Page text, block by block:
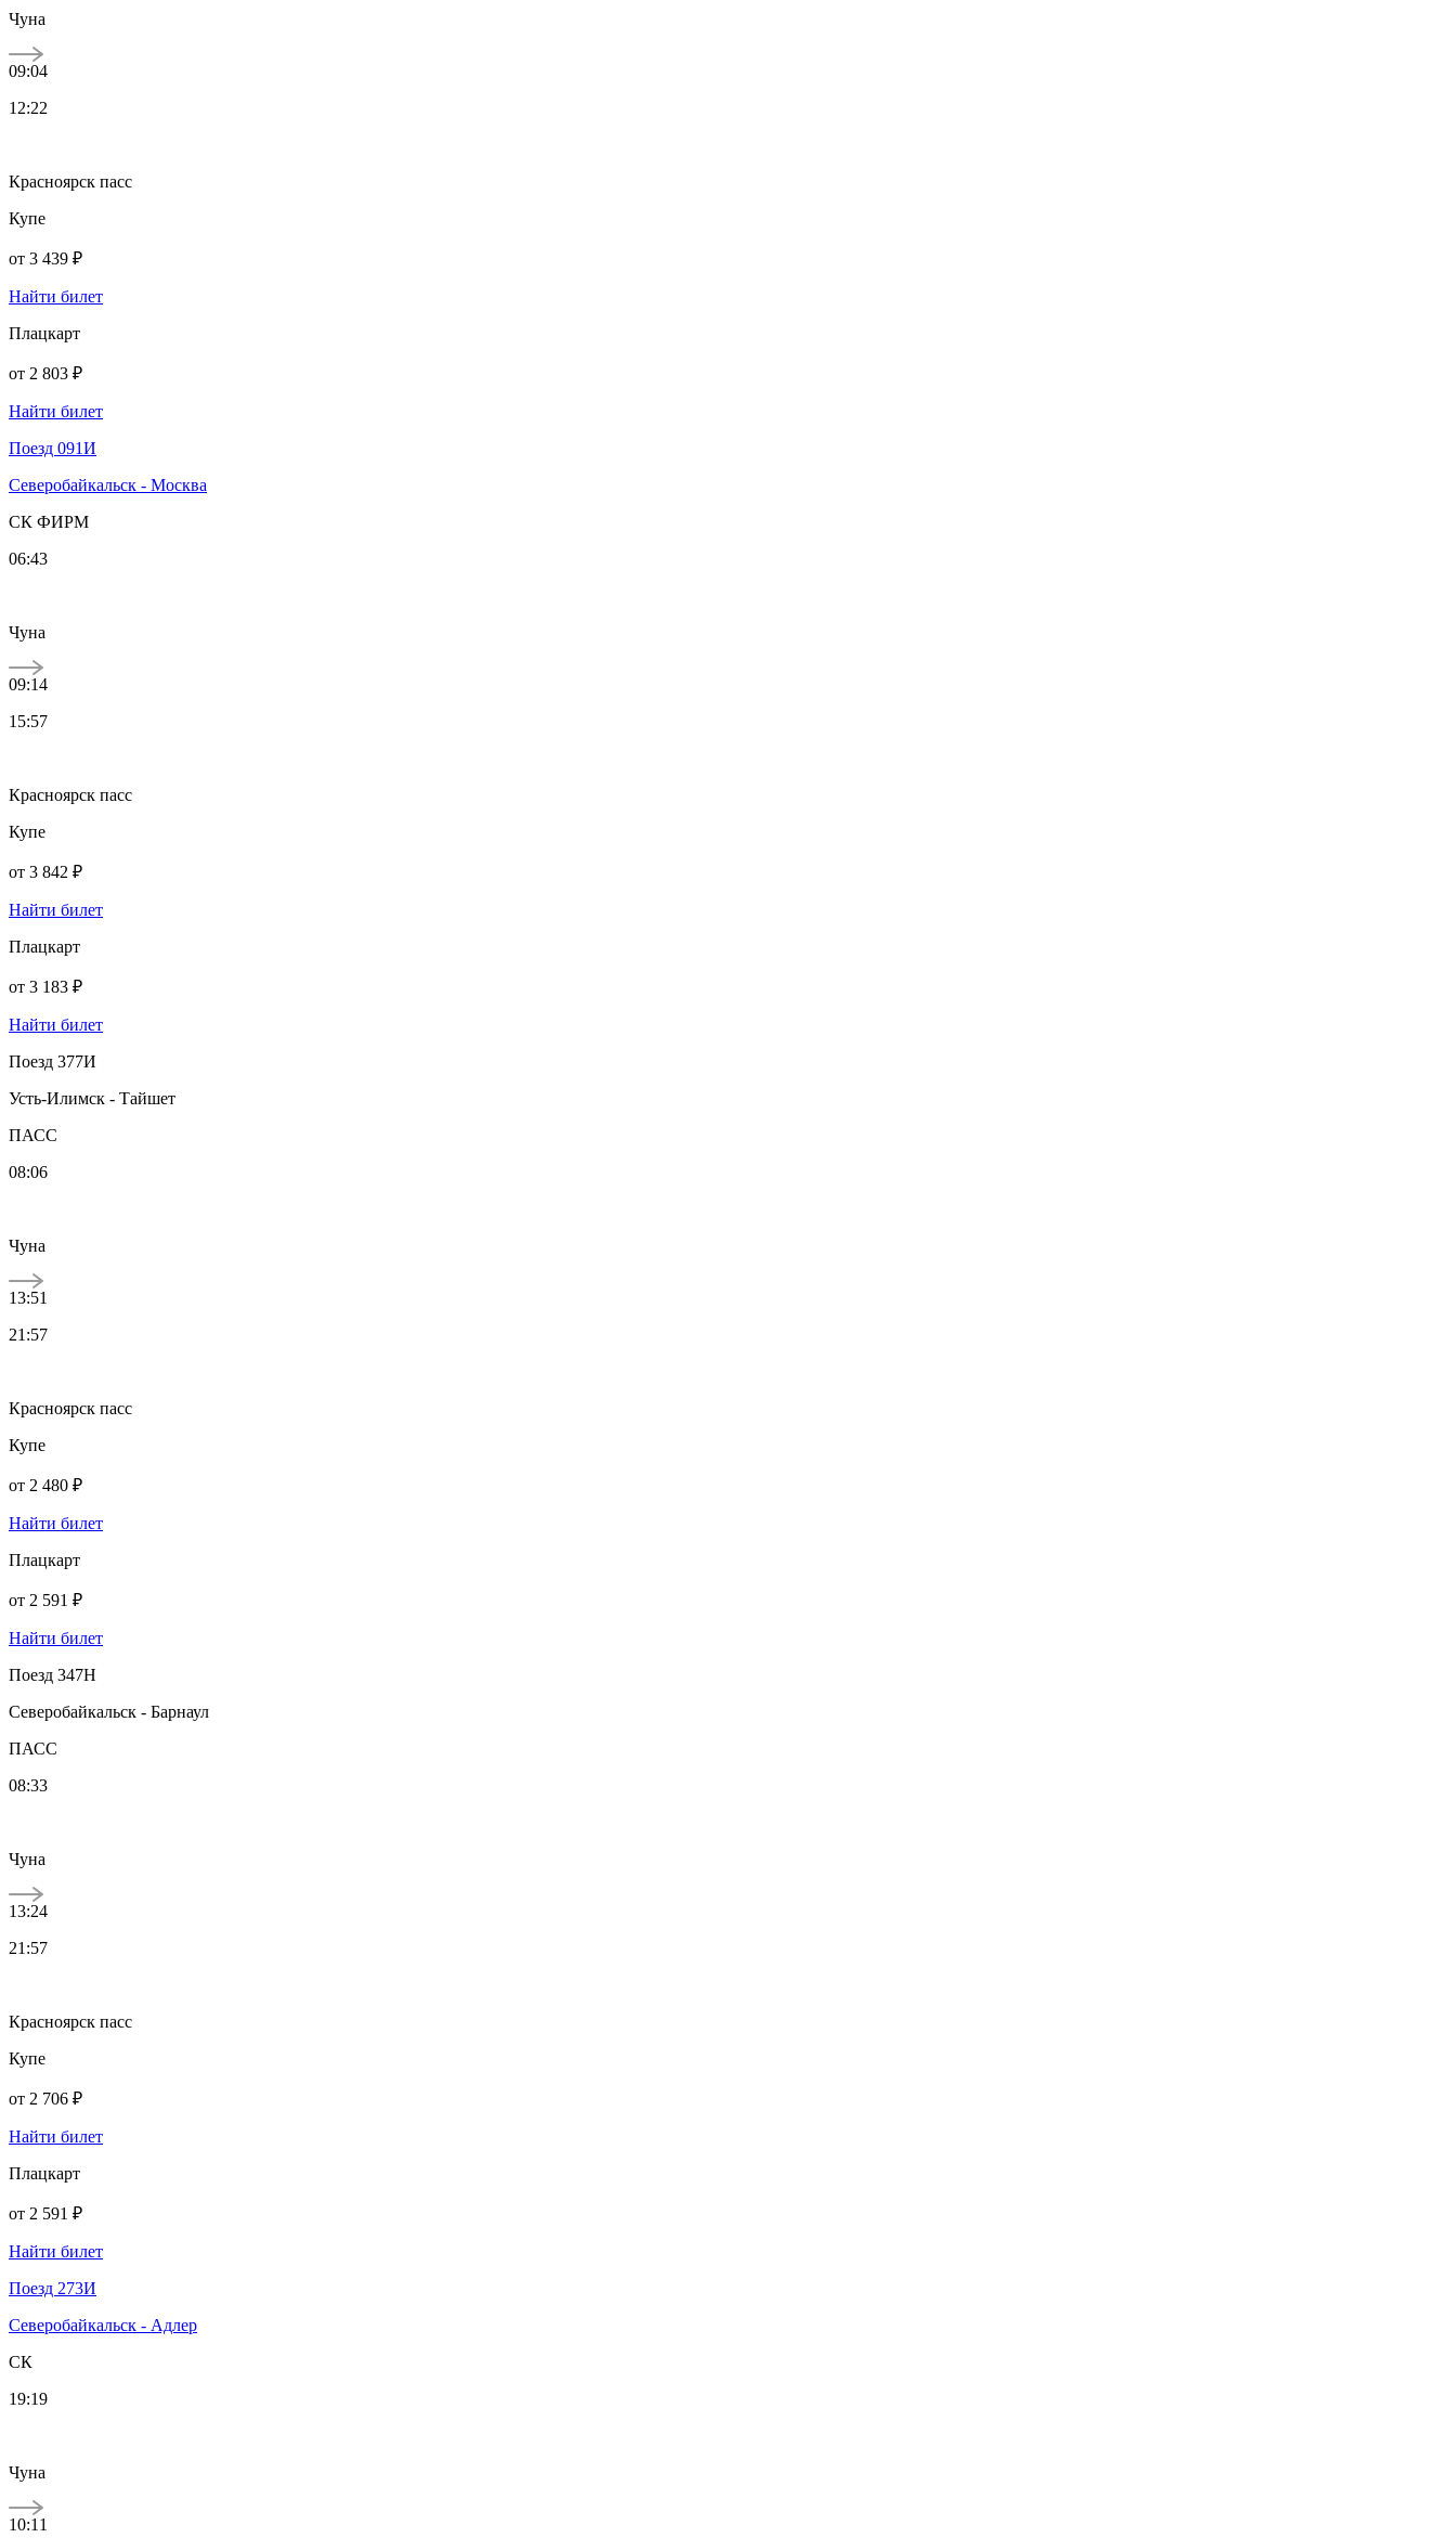
Чуна
09:04
12:22
Красноярск пасс
Купе
от 3 439 ₽
Найти билет
Плацкарт
от 2 803 ₽
Найти билет
Поезд 091И
Северобайкальск - Москва
СК ФИРМ
06:43
Чуна
09:14
15:57
Красноярск пасс
Купе
от 3 842 ₽
Найти билет
Плацкарт
от 3 183 ₽
Найти билет
Поезд 377И
Усть-Илимск - Тайшет
ПАСС
08:06
Чуна
13:51
21:57
Красноярск пасс
Купе
от 2 480 ₽
Найти билет
Плацкарт
от 2 591 ₽
Найти билет
Поезд 347Н
Северобайкальск - Барнаул
ПАСС
08:33
Чуна
13:24
21:57
Красноярск пасс
Купе
от 2 706 ₽
Найти билет
Плацкарт
от 2 591 ₽
Найти билет
Поезд 273И
Северобайкальск - Адлер
СК
19:19
Чуна
10:11